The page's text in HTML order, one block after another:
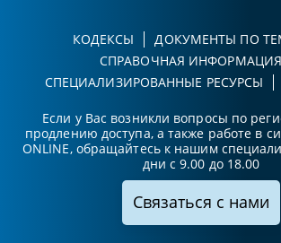
КОДЕКСЫ
ДОКУМЕНТЫ ПО
СПРАВОЧНАЯ ИНФОРМАЦИЯ
СПЕЦИАЛИЗИРОВАННЫЕ РЕСУРСЫ
Если у Вас возникли вопросы по
продлению доступа, а также работе в
ONLINE, обращайтесь к нашим
дни с 9.00 до 18.00
Связаться с нами